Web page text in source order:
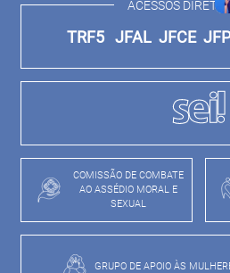
ACESSOS
TRF5 JFAL JFCE
COMISSÃO DE COMBATE
AO ASSÉDIO MORAL E
SEXUAL
GRUPO DE APOIO ÀS